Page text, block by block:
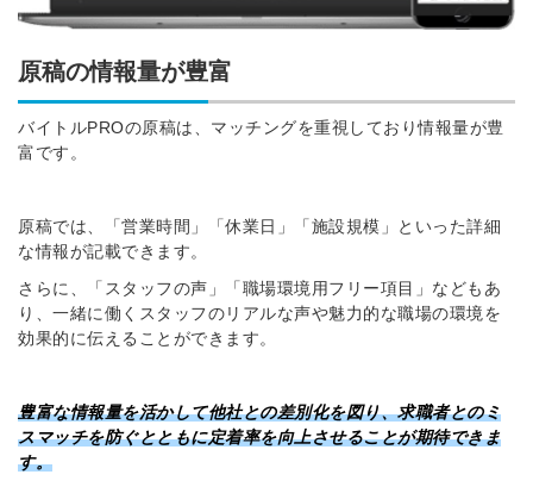
原稿の情報量が豊富
バイトルPROの原稿は、マッチングを重視しており情報量が豊
富です。
原稿では、「営業時間」「休業日」「施設規模」といった詳細
な情報が記載できます。
さらに、「スタッフの声」「職場環境用フリー項目」などもあ
り、一緒に働くスタッフのリアルな声や魅力的な職場の環境を
効果的に伝えることができます。
豊富な情報量を活かして他社との差別化を図り、求職者とのミ
スマッチを防ぐとともに定着率を向上させることが期待できま
す。